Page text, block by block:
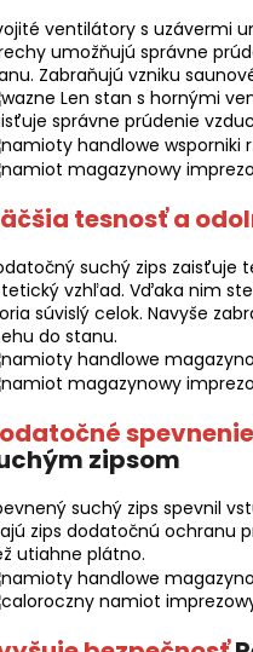
ventilátory s uzávermi
umožňujú správne
Zabraňujú vzniku
Len stan s hornými
správne prúdenie
tesnosť a
suchý zips zaisťuje
vzhľad. Vďaka nim
súvislý celok. Navyše
do stanu.
zipsom
suchý zips spevnil
zips dodatočnú ochranu
utiahne plátno.